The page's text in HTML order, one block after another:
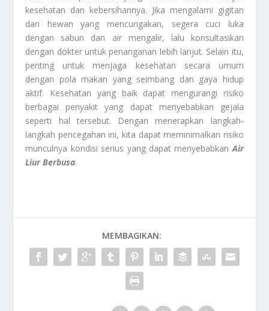
kesehatan dan kebersihannya. Jika mengalami gigitan
dari hewan yang mencurigakan, segera cuci luka
dengan sabun dan air mengalir, lalu konsultasikan
dengan dokter untuk penanganan lebih lanjut. Selain itu,
penting untuk menjaga kesehatan secara umum
dengan pola makan yang seimbang dan gaya hidup
aktif. Kesehatan yang baik dapat mengurangi risiko
berbagai penyakit yang dapat menyebabkan gejala
seperti hal tersebut. Dengan menerapkan langkah-
langkah pencegahan ini, kita dapat meminimalkan risiko
munculnya kondisi serius yang dapat menyebabkan Air
Liur Berbusa.
MEMBAGIKAN: